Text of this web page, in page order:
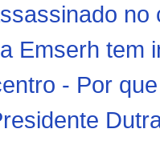
Emserh tem
- Por